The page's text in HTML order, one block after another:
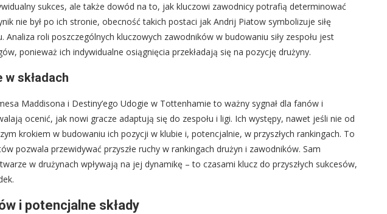
sukces, ale także dowód na to, jak kluczowi zawodnicy potrafią determinować
nie był po ich stronie, obecność takich postaci jak Andrij Piatow symbolizuje siłę
Analiza roli poszczególnych kluczowych zawodników w budowaniu siły zespołu jest
ponieważ ich indywidualne osiągnięcia przekładają się na pozycję drużyny.
składach
Maddisona i Destiny’ego Udogie w Tottenhamie to ważny sygnał dla fanów i
ocenić, jak nowi gracze adaptują się do zespołu i ligi. Ich występy, nawet jeśli nie od
krokiem w budowaniu ich pozycji w klubie i, potencjalnie, w przyszłych rankingach. To
pozwala przewidywać przyszłe ruchy w rankingach drużyn i zawodników. Sam
w drużynach wpływają na jej dynamikę – to czasami klucz do przyszłych sukcesów,
i potencjalne składy